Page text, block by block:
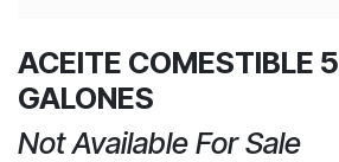
ACEITE COMESTIBLE 5
GALONES
Not Available For Sale